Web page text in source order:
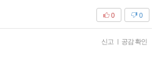
0
0
신고 | 공감 확인